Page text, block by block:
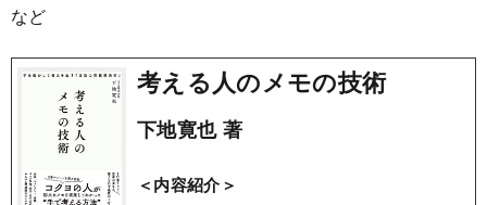
など
考える人のメモの技術
下地寛也 著
＜内容紹介＞